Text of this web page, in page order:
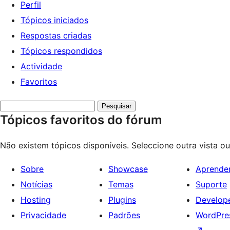
Perfil
Tópicos iniciados
Respostas criadas
Tópicos respondidos
Actividade
Favoritos
topics:
Tópicos favoritos do fórum
Não existem tópicos disponíveis. Seleccione outra vista
Sobre
Notícias
Hosting
Privacidade
Showcase
Temas
Plugins
Padrões
Suporte